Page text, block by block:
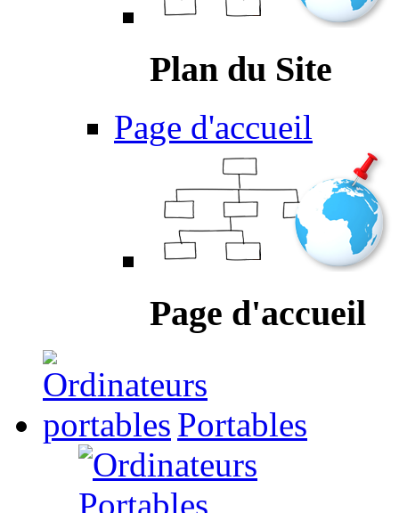
Plan du Site
Page d'accueil
Page d'accueil
Portables